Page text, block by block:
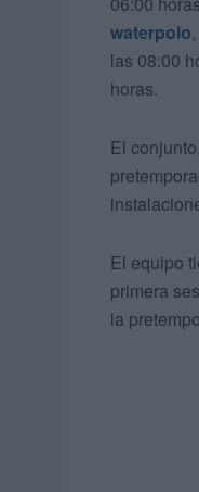
waterpolo
las 08:00
horas.
El
El equipo
primera
la